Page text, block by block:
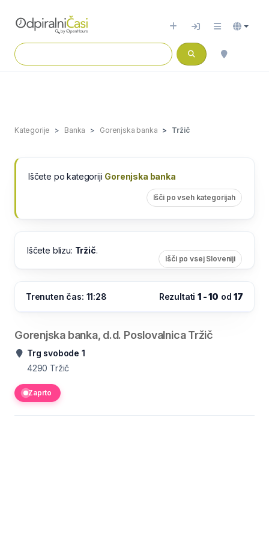
Kategorije Banka Gorenjska banka Tržič
Iščete po kategoriji Gorenjska banka
Išči po vseh kategorijah
Iščete blizu: Tržič.
Išči po vsej Sloveniji
Trenuten čas: 11:28 Rezultati1 - 10 od17
Gorenjska banka, d.d. Poslovalnica Tržič
Trg svobode 1
4290 Tržič
Zaprto